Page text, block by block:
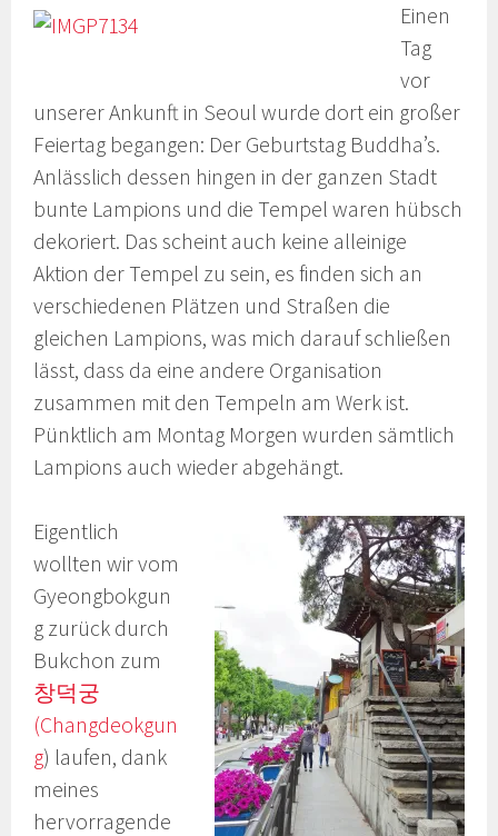
Einen
Tag
vor
unserer Ankunft in Seoul wurde dort ein großer
Feiertag begangen: Der Geburtstag Buddha’s.
Anlässlich dessen hingen in der ganzen Stadt
bunte Lampions und die Tempel waren hübsch
dekoriert. Das scheint auch keine alleinige
Aktion der Tempel zu sein, es finden sich an
verschiedenen Plätzen und Straßen die
gleichen Lampions, was mich darauf schließen
lässt, dass da eine andere Organisation
zusammen mit den Tempeln am Werk ist.
Pünktlich am Montag Morgen wurden sämtlich
Lampions auch wieder abgehängt.
Eigentlich
wollten wir vom
Gyeongbokgun
g zurück durch
Bukchon zum
창덕궁
(Changdeokgun
g) laufen, dank
meines
hervorragende